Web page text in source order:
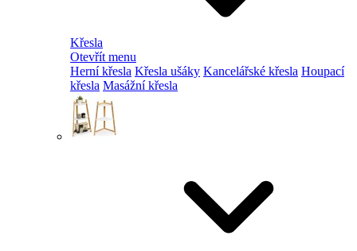
Křesla
Otevřít menu
Herní křesla Křesla ušáky Kancelářské křesla Houpací
křesla Masážní křesla